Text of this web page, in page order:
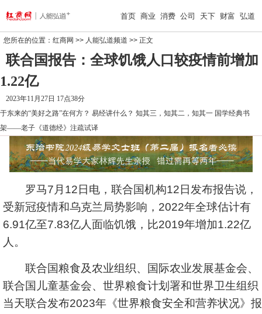
首页 商业 消费 公司 天下 财富 弘道
您所在的位置： 红商网 >> 人能弘道频道 >> 正文
联合国报告：全球饥饿人口较疫情前增加
1.22亿
2023年11月27日 17点38分
于东来的“美好之路”在何方？ 易经讲什么？ 知其三，知其二，知其一 国学经典书
架——老子《道德经》注疏试译
罗马7月12日电，联合国机构12日发布报告说，
受新冠疫情和乌克兰局势影响，2022年全球估计有
6.91亿至7.83亿人面临饥饿，比2019年增加1.22亿
人。
联合国粮食及农业组织、国际农业发展基金会、
联合国儿童基金会、世界粮食计划署和世界卫生组织
当天联合发布2023年《世界粮食安全和营养状况》报